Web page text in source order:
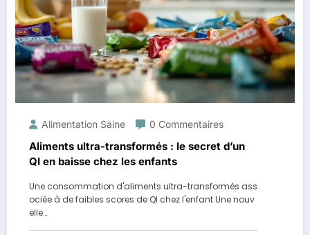
Alimentation Saine 0 Commentaires
Aliments ultra-transformés : le secret d’un
QI en baisse chez les enfants
Une consommation d'aliments ultra-transformés ass
ociée à de faibles scores de QI chez l'enfant Une nouv
elle…